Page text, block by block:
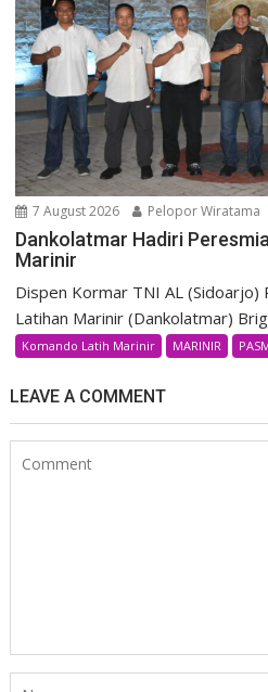
7 August 2026 Pelopor Wiratama
Dankolatmar Hadiri
Marinir
Dispen Kormar TNI AL (Sidoarjo)
Latihan Marinir (Dankolatmar)
Komando Latih Marinir MARINIR
LEAVE A COMMENT